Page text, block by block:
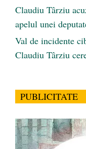
Claudiu Târziu
apelul unei
Val de incidente
Claudiu Târziu
PUBLICITATE